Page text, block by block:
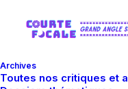
Archives
Toutes nos critiques et